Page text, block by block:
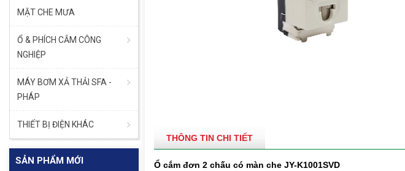
MẶT CHE MƯA
Ổ & PHÍCH CẮM CÔNG
NGHIỆP
MÁY BƠM XẢ THẢI SFA -
PHÁP
THIẾT BỊ ĐIỆN KHÁC
SẢN PHẨM MỚI
THÔNG TIN CHI TIẾT
Ổ cắm đơn 2 chấu có màn che JY-K1001SVD